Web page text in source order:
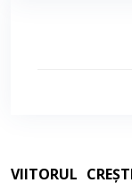
VIITORUL